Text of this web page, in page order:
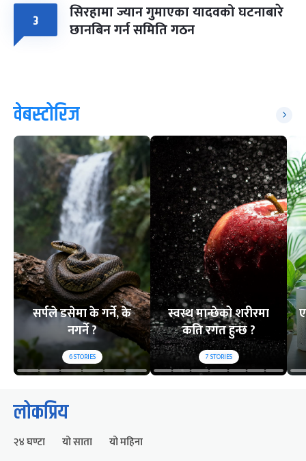
३ सिरहामा ज्यान गुमाएका यादवको घटनाबारे
छानबिन गर्न समिति गठन
वेबस्टोरिज
सर्पले डसेमा के गर्ने, के
नगर्ने ?
6STORIES
स्वस्थ मान्छेको शरीरमा
कति रगत हुन्छ ?
7STORIES
लोकप्रिय
२४ घण्टा यो साता यो महिना